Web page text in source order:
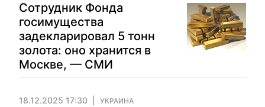
Сотрудник Фонда
госимущества
задекларировал 5 тонн
золота: оно хранится в
Москве, — СМИ
18.12.2025 17:30 УКРАИНА